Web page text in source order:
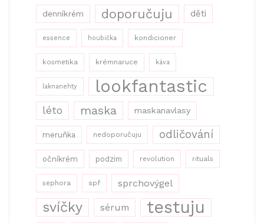
denníkrém doporučuju děti
essence houbička kondicioner
kosmetika krémnaruce káva
laknanehty lookfantastic
léto maska maskanavlasy
meruňka nedoporučuju odličování
očníkrém podzim revolution rituals
sephora spf sprchovýgel
svíčky sérum testuju